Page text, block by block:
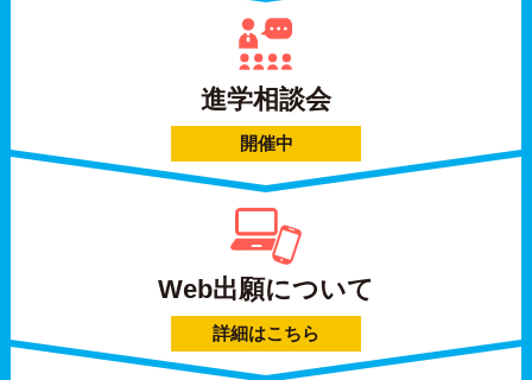
進学相談会
開催中
Web出願について
詳細はこちら